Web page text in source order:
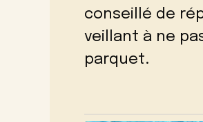
conseillé de
veillant à ne
parquet.